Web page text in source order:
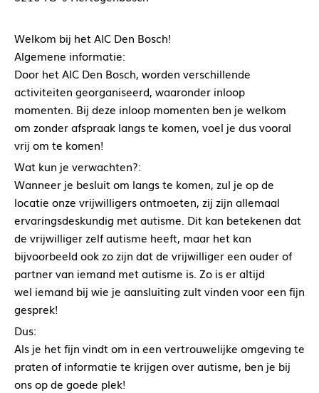
Welkom bij het AIC Den Bosch!
Algemene informatie:
Door het AIC Den Bosch, worden verschillende
activiteiten georganiseerd, waaronder inloop
momenten. Bij deze inloop momenten ben je welkom
om zonder afspraak langs te komen, voel je dus vooral
vrij om te komen!
Wat kun je verwachten?:
Wanneer je besluit om langs te komen, zul je op de
locatie onze vrijwilligers ontmoeten, zij zijn allemaal
ervaringsdeskundig met autisme. Dit kan betekenen dat
de vrijwilliger zelf autisme heeft, maar het kan
bijvoorbeeld ook zo zijn dat de vrijwilliger een ouder of
partner van iemand met autisme is. Zo is er altijd
wel iemand bij wie je aansluiting zult vinden voor een fijn
gesprek!
Dus:
Als je het fijn vindt om in een vertrouwelijke omgeving te
praten of informatie te krijgen over autisme, ben je bij
ons op de goede plek!